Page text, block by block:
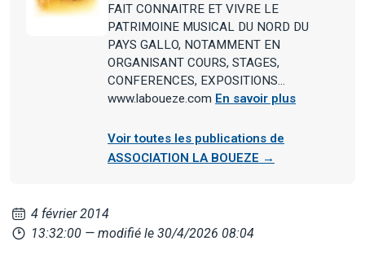
FAIT CONNAITRE ET VIVRE LE
PATRIMOINE MUSICAL DU NORD DU
PAYS GALLO, NOTAMMENT EN
ORGANISANT COURS, STAGES,
CONFERENCES, EXPOSITIONS...
www.laboueze.com En savoir plus
Voir toutes les publications de
ASSOCIATION LA BOUEZE →
4 février 2014
13:32:00 — modifié le 30/4/2026 08:04